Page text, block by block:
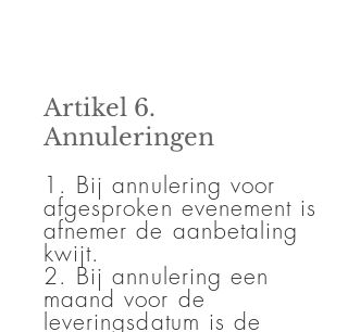
Artikel 6.
Annuleringen
1. Bij annulering voor
afgesproken evenement is
afnemer de aanbetaling
kwijt.
2. Bij annulering een
maand voor de
leveringsdatum is de